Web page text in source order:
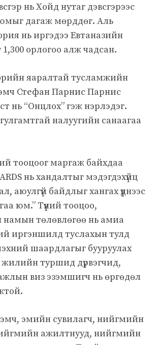
нь Хойд нутаг дэвсгэрээс
дагаж мөрддөг. Аль
нь иргэдээ Евтаназийн
1,300 орлогоо алж чадсан.
яаралтай тусламжийн
Стефан Парнис Парнис
нь “Онцлох” гэж нэрлэдэг.
налуугийн санаагаа
тооцоог маргаж байхдаа
нь хандалтыг мэдэгдэхүйц
аюулгүй байдлыг хангах үүднээс
юм.” Түүний тооцоо,
төлөвлөгөө нь амиа
иргэншилд туслахын тулд
шаардлагыг бууруулах
жилийн туршид дүрвэгчид,
виз эзэмшигч нь өргөдөл
эмч, эмийн сувилагч, нийгмийн
ажилтнууд, нийгмийн